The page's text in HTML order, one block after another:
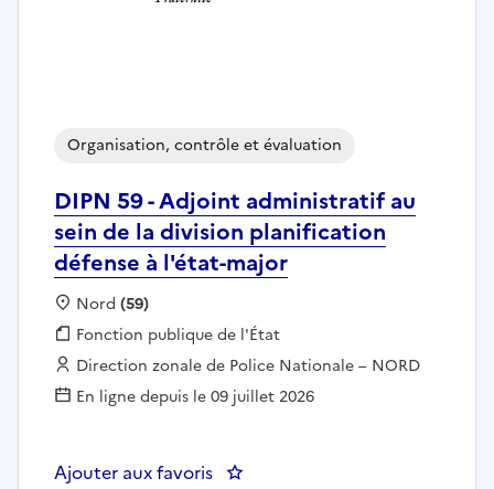
DIPN 59 - Adjoint administratif au
sein de la division planification
défense à l'état-major
Organisation, contrôle et évaluation
Localisation :
Nord (59)
Fonction publique :
Fonction publique de l'État
Employeur :
Direction zonale de Police Nationale – NORD
En ligne depuis le 09 juillet 2026
Ajouter aux favoris : DIPN 59 - Adjoint